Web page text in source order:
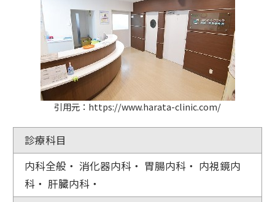
引用元：https://www.harata-clinic.com/
診療科目
内科全般・ 消化器内科・ 胃腸内科・ 内視鏡内
科・ 肝臓内科・